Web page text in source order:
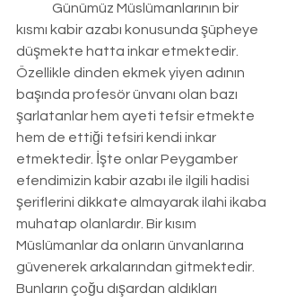
kısmı kabir azabı konusunda şüpheye
düşmekte hatta inkar etmektedir.
Özellikle dinden ekmek yiyen adının
başında profesör ünvanı olan bazı
şarlatanlar hem ayeti tefsir etmekte
hem de ettiği tefsiri kendi inkar
etmektedir. İşte onlar Peygamber
efendimizin kabir azabı ile ilgili hadisi
şeriflerini dikkate almayarak ilahi ikaba
muhatap olanlardır. Bir kısım
Müslümanlar da onların ünvanlarına
güvenerek arkalarından gitmektedir.
Bunların çoğu dışardan aldıkları